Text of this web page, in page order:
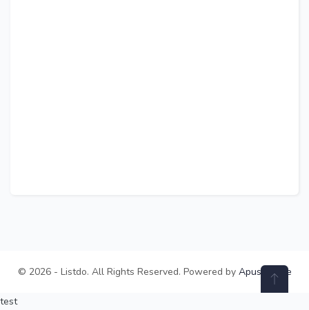
© 2026 - Listdo. All Rights Reserved. Powered by ApusTheme
test